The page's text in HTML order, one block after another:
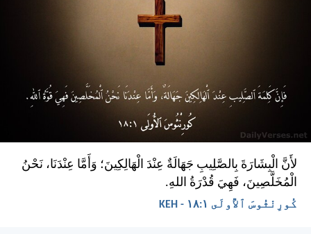
لأَنَّ الْبِشَارَةَ بِالصَّلِيبِ جَهَالَةٌ عِنْدَ الْهَالِكِينَ؛ وَأَمَّا عِنْدَنَا، نَحْنُ
الْمُخَلَّصِينَ، فَهِيَ قُدْرَةُ اللهِ.
كُورِنْثُوسَ ٱلأُولَى ١:‏١٨ - KEH